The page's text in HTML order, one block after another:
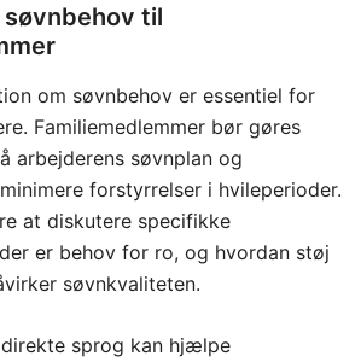
søvnbehov til
om søvnbehov er essentiel for
Familiemedlemmer bør gøres
arbejderens søvnplan og
forstyrrelser i hvileperioder.
at diskutere specifikke
er behov for ro, og hvordan støj
søvnkvaliteten.
sprog kan hjælpe